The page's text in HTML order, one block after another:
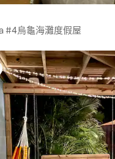
#4烏龜海灘度假屋